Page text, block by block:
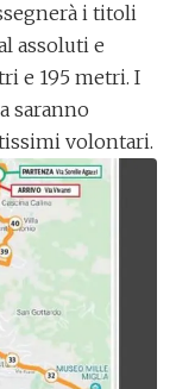
i titoli
assoluti e
e 195 metri. I
saranno
volontari.